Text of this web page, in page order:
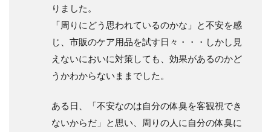
りました。
「周りにどう思われているのかな」と不安を感
じ、市販のケア用品を試す日々・・・しかし見
えないにおいに対策しても、効果があるのかど
うかわからないままでした。
ある日、「不安なのは自分の体臭を客観視でき
ないからだ」と思い、周りの人に自分の体臭に